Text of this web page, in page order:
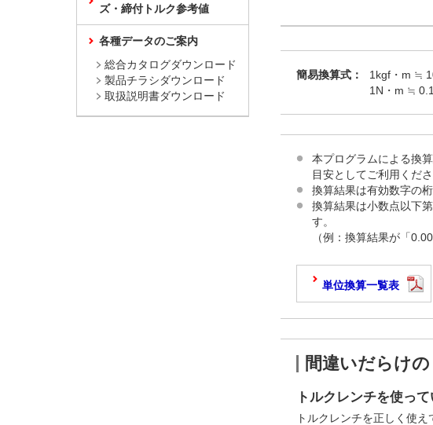
簡易換算式：
1kgf・m ≒
1N・m ≒
本プログラムによる換
目安としてご利用くださ
換算結果は有効数字の
換算結果は小数点以下
す。
（例：換算結果が「
単位換算一覧表
間違いだらけ
トルクレンチを使っ
トルクレンチを正しく使
ズ・締付トルク参考値
各種データのご案内
総合カタログダウンロード
製品チラシダウンロード
取扱説明書ダウンロード